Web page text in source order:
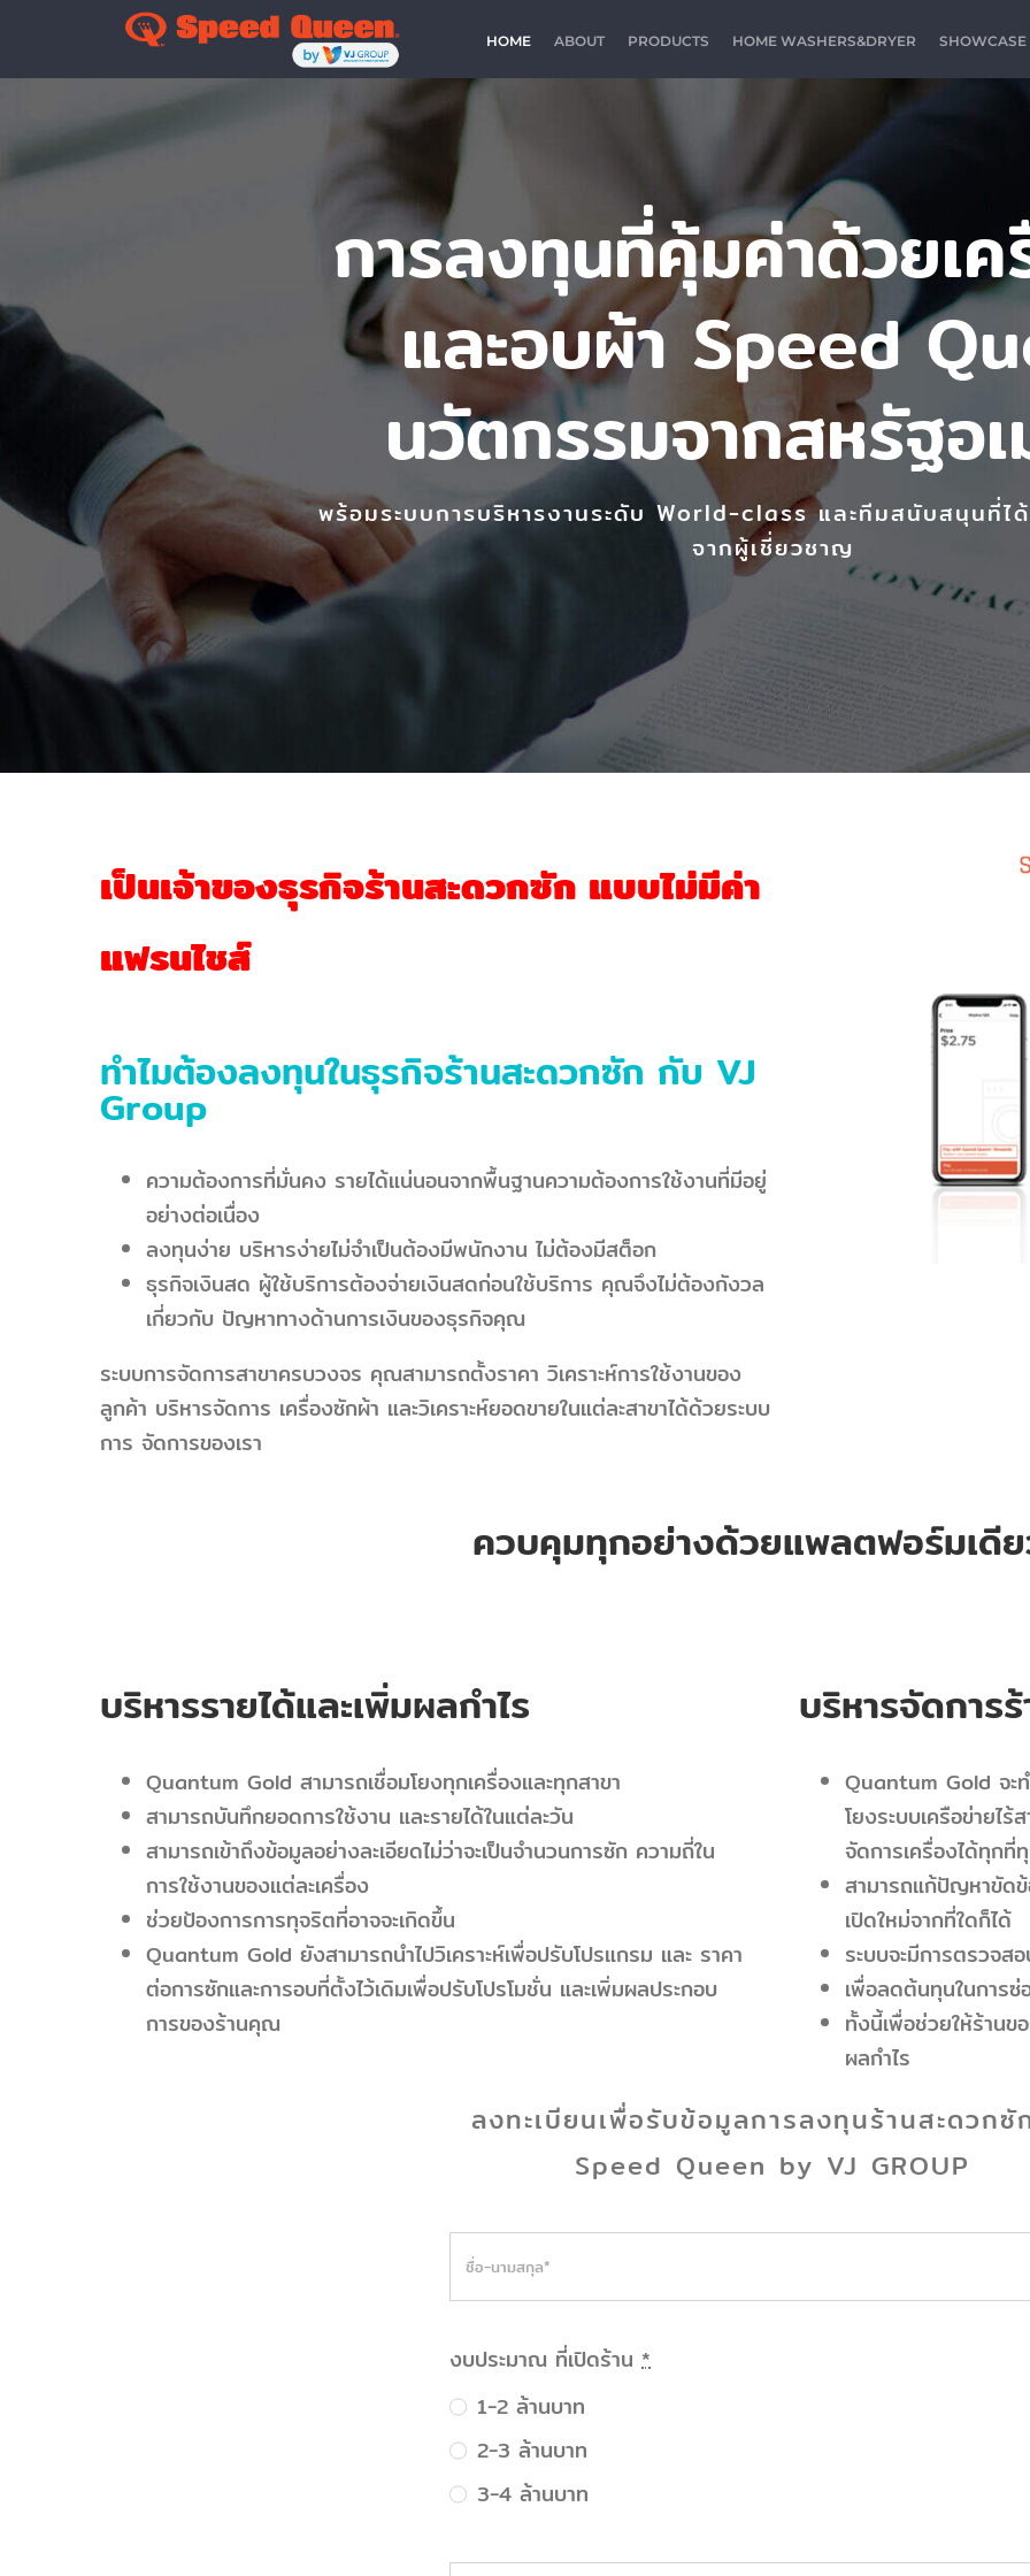
content
HOME ABOUT PRODUCTS HOME WASHERS&DRYER SHOWCASE
การลงทุนที่คุ้มค่าด้วยเ
และอบผ้า Speed
นวัตกรรมจากสหรัฐอ
พร้อมระบบการบริหารงานระดับ World-class และทีมสนับสนุนที่ไ
จากผู้เชี่ยวชาญ
เป็นเจ้าของธุรกิจร้านสะดวกซัก แบบไม่มีค่า
แฟรนไชส์
ทำไมต้องลงทุนในธุรกิจร้านสะดวกซัก กับ VJ
Group
ความต้องการที่มั่นคง รายได้แน่นอนจากพื้นฐานความต้องการใช้งานที่มีอยู่
อย่างต่อเนื่อง
ลงทุนง่าย บริหารง่ายไม่จำเป็นต้องมีพนักงาน ไม่ต้องมีสต็อก
ธุรกิจเงินสด ผู้ใช้บริการต้องจ่ายเงินสดก่อนใช้บริการ คุณจึงไม่ต้องกังวล
เกี่ยวกับ ปัญหาทางด้านการเงินของธุรกิจคุณ
ระบบการจัดการสาขาครบวงจร คุณสามารถตั้งราคา วิเคราะห์การใช้งานของ
ลูกค้า บริหารจัดการ เครื่องซักผ้า และวิเคราะห์ยอดขายในแต่ละสาขาได้ด้วยระบบ
การ จัดการของเรา
ควบคุมทุกอย่างด้วยแพลตฟอร์มเดี
บริหารรายได้และเพิ่มผลกำไร
Quantum Gold สามารถเชื่อมโยงทุกเครื่องและทุกสาขา
สามารถบันทึกยอดการใช้งาน และรายได้ในแต่ละวัน
สามารถเข้าถึงข้อมูลอย่างละเอียดไม่ว่าจะเป็นจำนวนการซัก ความถี่ใน
การใช้งานของแต่ละเครื่อง
ช่วยป้องการการทุจริตที่อาจจะเกิดขึ้น
Quantum Gold ยังสามารถนำไปวิเคราะห์เพื่อปรับโปรแกรม และ ราคา
ต่อการซักและการอบที่ตั้งไว้เดิมเพื่อปรับโปรโมชั่น และเพิ่มผลประกอบ
การของร้านคุณ
บริหารจัดการ
Quantum Gold จะ
โยงระบบเครือข่ายไ
จัดการเครื่องได้ทุกที่
สามารถแก้ปัญหาขัด
เปิดใหม่จากที่ใดก็ได้
ระบบจะมีการตรวจส
เพื่อลดต้นทุนในการ
ทั้งนี้เพื่อช่วยให้ร้าน
ผลกำไร
ลงทะเบียนเพื่อรับข้อมูลการลงทุนร้านสะดวกซั
Speed Queen by VJ GROUP
งบประมาณ ที่เปิดร้าน*
1-2 ล้านบาท
2-3 ล้านบาท
3-4 ล้านบาท